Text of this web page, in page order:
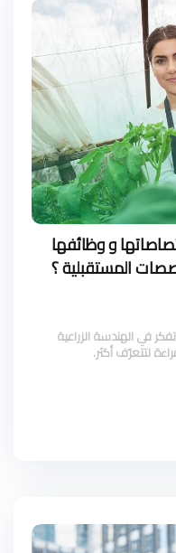
و وظائفها
المستقبلية ؟
في الهندسة الزراعية
لتتعرّف أكثر.